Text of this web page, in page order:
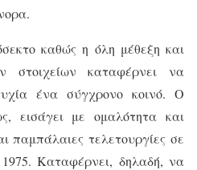
καθώς η όλη μέθεξη και
στοιχείων καταφέρνει να
ένα σύγχρονο κοινό. Ο
εισάγει με ομαλότητα και
παμπάλαιες τελετουργίες σε
Καταφέρνει, δηλαδή, να